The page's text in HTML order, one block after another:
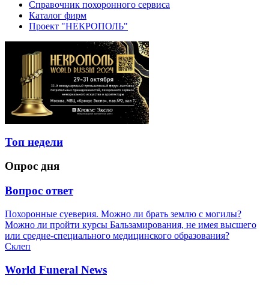
Справочник похоронного сервиса
Каталог фирм
Проект "НЕКРОПОЛЬ"
Топ недели
Опрос дня
Вопрос ответ
Похоронные суеверия. Можно ли брать землю с могилы?
Можно ли пройти курсы Бальзамирования, не имея высшего
или средне-специального медицинского образования?
Склеп
World Funeral News